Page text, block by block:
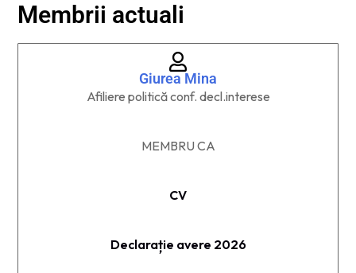
Membrii actuali
Giurea Mina
Afiliere politică conf. decl.interese
MEMBRU CA
CV
Declarație avere 2026